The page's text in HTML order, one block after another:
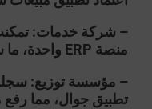
– شركة خدمات:
منصة ERP واحدة، ما ساعد على سرعة إعداد التقارير.
– مؤسسة توزيع:
تطبيق جوال، مما رفع